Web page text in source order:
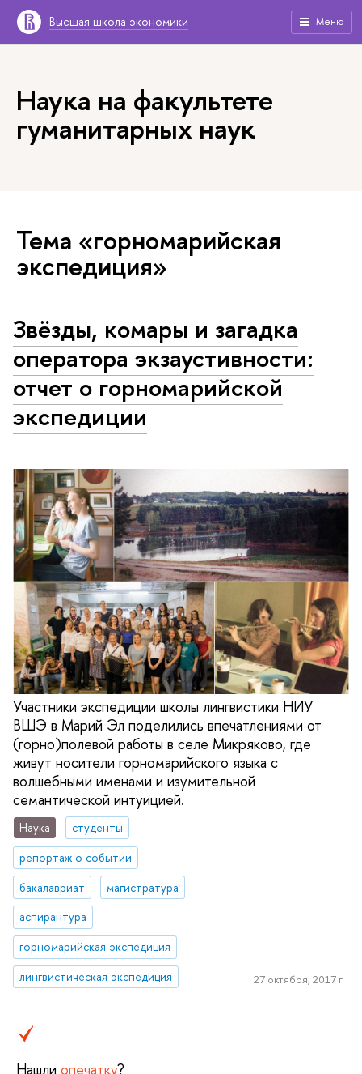
Высшая школа экономики Меню
Наука на факультете
гуманитарных наук
Тема «горномарийская
экспедиция»
Звёзды, комары и загадка
оператора экзаустивности:
отчет о горномарийской
экспедиции
Участники экспедиции школы лингвистики НИУ
ВШЭ в Марий Эл поделились впечатлениями от
(горно)полевой работы в селе Микряково, где
живут носители горномарийского языка с
волшебными именами и изумительной
семантической интуицией.
Наука
студенты
репортаж о событии
бакалавриат
магистратура
аспирантура
горномарийская экспедиция
лингвистическая экспедиция
27 октября, 2017 г.
Нашли опечатку?